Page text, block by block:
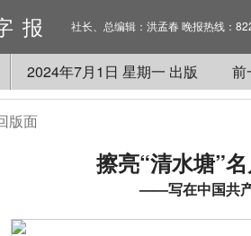
报 社长、总编辑：洪孟春 晚报热线：
2024年7月1 日 星期一 出版 前
版面
擦亮“清水塘”
——写在中国共